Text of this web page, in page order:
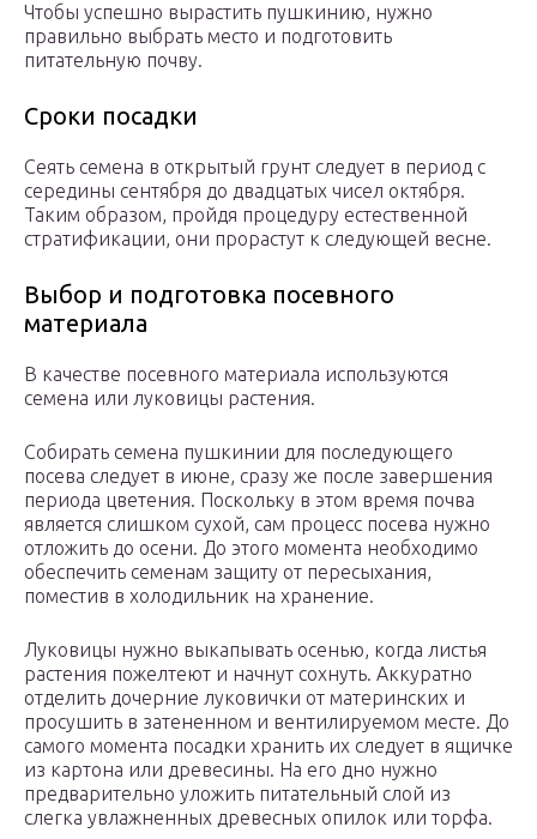
Чтобы успешно вырастить пушкинию, нужно
правильно выбрать место и подготовить
питательную почву.
Сроки посадки
Сеять семена в открытый грунт следует в период с
середины сентября до двадцатых чисел октября.
Таким образом, пройдя процедуру естественной
стратификации, они прорастут к следующей весне.
Выбор и подготовка посевного
материала
В качестве посевного материала используются
семена или луковицы растения.
Собирать семена пушкинии для последующего
посева следует в июне, сразу же после завершения
периода цветения. Поскольку в этом время почва
является слишком сухой, сам процесс посева нужно
отложить до осени. До этого момента необходимо
обеспечить семенам защиту от пересыхания,
поместив в холодильник на хранение.
Луковицы нужно выкапывать осенью, когда листья
растения пожелтеют и начнут сохнуть. Аккуратно
отделить дочерние луковички от материнских и
просушить в затененном и вентилируемом месте. До
самого момента посадки хранить их следует в ящичке
из картона или древесины. На его дно нужно
предварительно уложить питательный слой из
слегка увлажненных древесных опилок или торфа.